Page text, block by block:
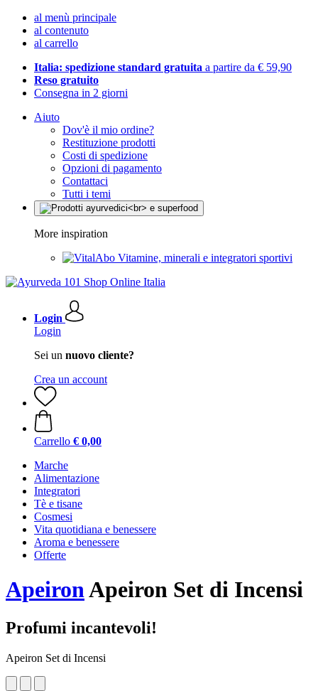
al menù principale
al contenuto
al carrello
Italia: spedizione standard gratuita a partire da € 59,90
Reso gratuito
Consegna in 2 giorni
Aiuto
Dov'è il mio ordine?
Restituzione prodotti
Costi di spedizione
Opzioni di pagamento
Contattaci
Tutti i temi
More inspiration
Vitamine, minerali e integratori sportivi
Login
Login
Sei un nuovo cliente?
Crea un account
Carrello € 0,00
Marche
Alimentazione
Integratori
Tè e tisane
Cosmesi
Vita quotidiana e benessere
Aroma e benessere
Offerte
ApeironApeiron Set di Incensi
Profumi incantevoli!
Apeiron Set di Incensi